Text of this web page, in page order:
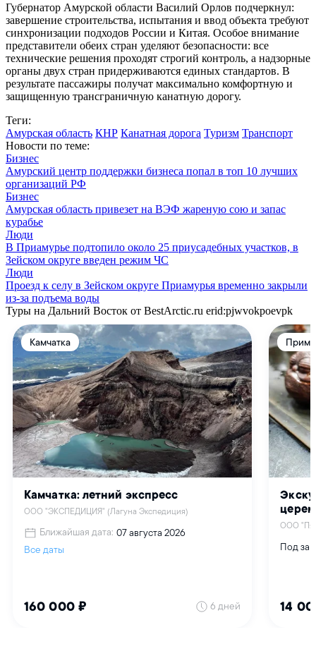
Губернатор Амурской области Василий Орлов подчеркнул:
завершение строительства, испытания и ввод объекта требуют
синхронизации подходов России и Китая. Особое внимание
представители обеих стран уделяют безопасности: все
технические решения проходят строгий контроль, а надзорные
органы двух стран придерживаются единых стандартов. В
результате пассажиры получат максимально комфортную и
защищенную трансграничную канатную дорогу.
Теги:
Амурская область КНР Канатная дорога Туризм Транспорт
Новости по теме:
Бизнес
Амурский центр поддержки бизнеса попал в топ 10 лучших
организаций РФ
Бизнес
Амурская область привезет на ВЭФ жареную сою и запас
курабье
Люди
В Приамурье подтопило около 25 приусадебных участков, в
Зейском округе введен режим ЧС
Люди
Проезд к селу в Зейском округе Приамурья временно закрыли
из-за подъема воды
Туры на Дальний Восток от BestArctic.ru erid:pjwvokpoevpk